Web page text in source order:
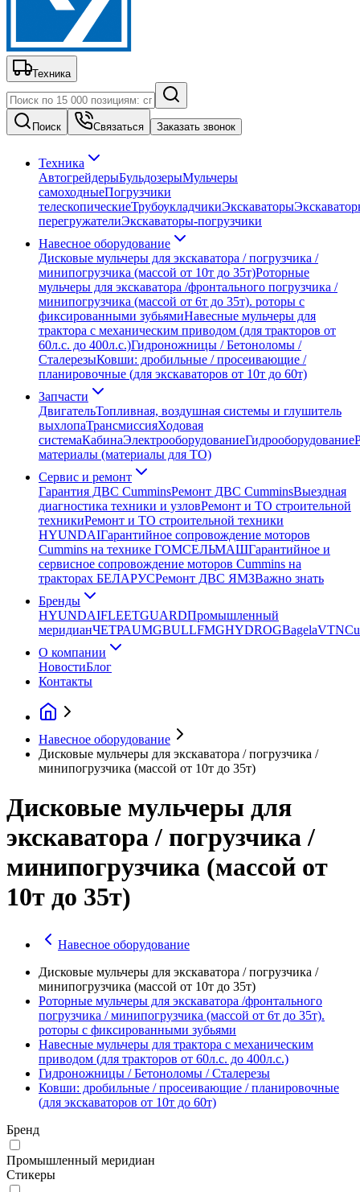
Техника
Поиск Связаться Заказать звонок
Техника
АвтогрейдерыБульдозерыМульчеры
самоходныеПогрузчики
телескопическиеТрубоукладчикиЭкскаваторы
перегружателиЭкскаваторы-погрузчики
Навесное оборудование
Дисковые мульчеры для экскаватора / погрузчика /
минипогрузчика (массой от 10т до 35т)Роторные
мульчеры для экскаватора /фронтального погрузчика /
минипогрузчика (массой от 6т до 35т). роторы с
фиксированными зубьямиНавесные мульчеры для
трактора с механическим приводом (для тракторов от
60л.с. до 400л.с.)Гидроножницы / Бетоноломы /
СталерезыКовши: дробильные / просеивающие /
планировочные (для экскаваторов от 10т до 60т)
Запчасти
ДвигательТопливная, воздушная системы и глушитель
выхлопаТрансмиссияХодовая
системаКабинаЭлектрооборудованиеГидрооборудование
материалы (материалы для ТО)
Сервис и ремонт
Гарантия ДВС CumminsРемонт ДВС CumminsВыездная
диагностика техники и узловРемонт и ТО строительной
техникиРемонт и ТО строительной техники
HYUNDAIГарантийное сопровождение моторов
Cummins на технике ГОМСЕЛЬМАШГарантийное и
сервисное сопровождение моторов Cummins на
тракторах БЕЛАРУСРемонт ДВС ЯМЗВажно знать
Бренды
HYUNDAIFLEETGUARDПромышленный
меридианЧЕТРАUMGBULLFMGHYDROGBagelaVTN
О компании
НовостиБлог
Контакты
Навесное оборудование
Дисковые мульчеры для экскаватора / погрузчика /
минипогрузчика (массой от 10т до 35т)
Дисковые мульчеры для
экскаватора / погрузчика /
минипогрузчика (массой от
10т до 35т)
Навесное оборудование
Дисковые мульчеры для экскаватора / погрузчика /
минипогрузчика (массой от 10т до 35т)
Роторные мульчеры для экскаватора /фронтального
погрузчика / минипогрузчика (массой от 6т до 35т).
роторы с фиксированными зубьями
Навесные мульчеры для трактора с механическим
приводом (для тракторов от 60л.с. до 400л.с.)
Гидроножницы / Бетоноломы / Сталерезы
Ковши: дробильные / просеивающие / планировочные
(для экскаваторов от 10т до 60т)
Бренд
Промышленный меридиан
Стикеры